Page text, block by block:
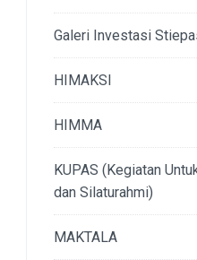
Galeri Investasi
HIMAKSI
HIMMA
KUPAS (Kegiatan
dan Silaturahmi)
MAKTALA